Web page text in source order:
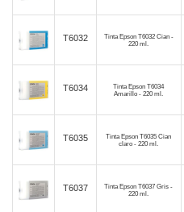
T6032
Tinta Epson T6032 Cian -
220 ml.
T6034
Tinta Epson T6034
Amarillo - 220 ml.
T6035
Tinta Epson T6035 Cian
claro - 220 ml.
T6037
Tinta Epson T6037 Gris -
220 ml.